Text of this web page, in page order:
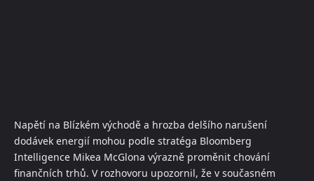
Napětí na Blízkém východě a hrozba delšího narušení
dodávek energií mohou podle stratéga Bloomberg
Intelligence Mikea McGlona výrazně proměnit chování
finančních trhů. V rozhovoru upozornil, že v současném